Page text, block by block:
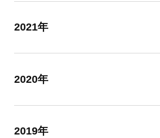
2021年
2020年
2019年